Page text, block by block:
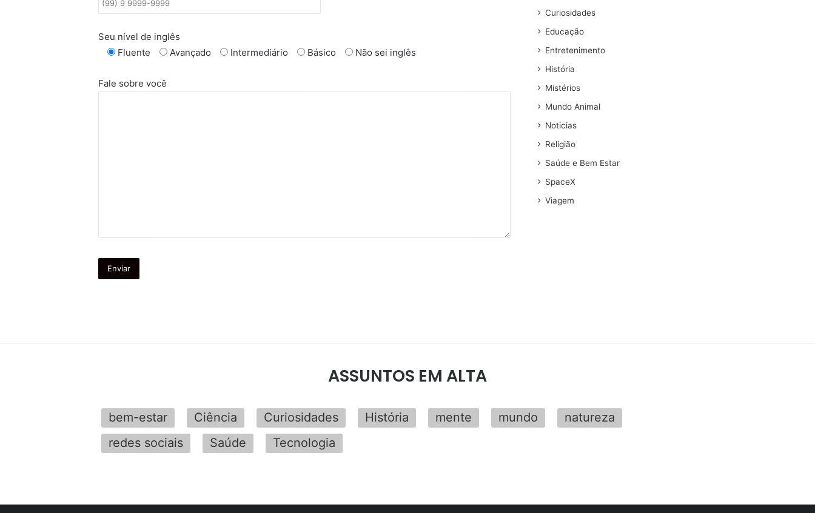
Seu nível de inglês
Fluente
Avançado Intermediário Básico Não sei inglês
Fale sobre você
Curiosidades
Educação
Entretenimento
História
Mistérios
Mundo Animal
Noticias
Religião
Saúde e Bem Estar
SpaceX
Viagem
ASSUNTOS EM ALTA
bem-estar Ciência Curiosidades História mente mundo
natureza
redes sociais
Saúde Tecnologia